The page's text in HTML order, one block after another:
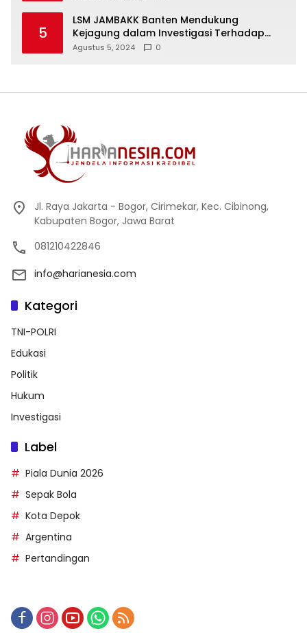
5
LSM JAMBAKK Banten Mendukung
Kejagung dalam Investigasi Terhadap
Walikota Bandar Lampung
Agustus 5, 2024 0
Jl. Raya Jakarta - Bogor, Cirimekar, Kec. Cibinong,
Kabupaten Bogor, Jawa Barat
081210422846
info@harianesia.com
Kategori
TNI-POLRI
Edukasi
Politik
Hukum
Investigasi
Label
Piala Dunia 2026
Sepak Bola
Kota Depok
Argentina
Pertandingan